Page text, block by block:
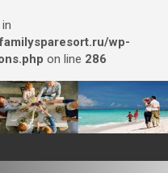
wp-
on line 286